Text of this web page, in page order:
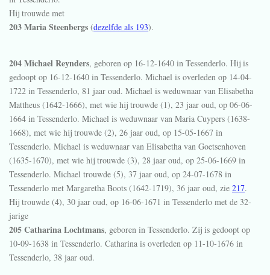
Hij trouwde met
203 Maria Steenbergs (dezelfde als 193).
204 Michael Reynders, geboren op 16-12-1640 in Tessenderlo. Hij is
gedoopt op 16-12-1640 in Tessenderlo. Michael is overleden op 14-04-
1722 in Tessenderlo, 81 jaar oud. Michael is weduwnaar van Elisabetha
Mattheus (1642-1666), met wie hij trouwde (1), 23 jaar oud, op 06-06-
1664 in Tessenderlo. Michael is weduwnaar van Maria Cuypers (1638-
1668), met wie hij trouwde (2), 26 jaar oud, op 15-05-1667 in
Tessenderlo. Michael is weduwnaar van Elisabetha van Goetsenhoven
(1635-1670), met wie hij trouwde (3), 28 jaar oud, op 25-06-1669 in
Tessenderlo. Michael trouwde (5), 37 jaar oud, op 24-07-1678 in
Tessenderlo met Margaretha Boots (1642-1719), 36 jaar oud, zie 217.
Hij trouwde (4), 30 jaar oud, op 16-06-1671 in Tessenderlo met de 32-
jarige
205 Catharina Lochtmans, geboren in Tessenderlo. Zij is gedoopt op
10-09-1638 in Tessenderlo. Catharina is overleden op 11-10-1676 in
Tessenderlo, 38 jaar oud.